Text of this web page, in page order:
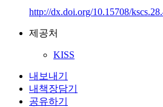
http://dx.doi.org/10.15708/
제공처
KISS
내보내기
내책장담기
공유하기